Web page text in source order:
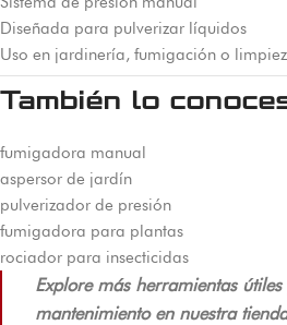
Diseñada para pulverizar líquidos
Uso en jardinería, fumigación o
También lo
fumigadora manual
aspersor de jardín
pulverizador de presión
fumigadora para plantas
rociador para insecticidas
Explore más herramientas
mantenimiento en nuestra